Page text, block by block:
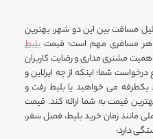
دلیل مسافت بین این دو شهر، بهترین
هر مسافری مهم است؛ قیمت بلیط
مشتری مداری و رضایت کاربران
شما؛ اینکه از چه ایرلاین و
یکطرفه می خواهید یا بلیط رفت و
قیمت به شما ارائه کند. قیمت
مانند زمان خرید بلیط، فصل سفر،
دارد: